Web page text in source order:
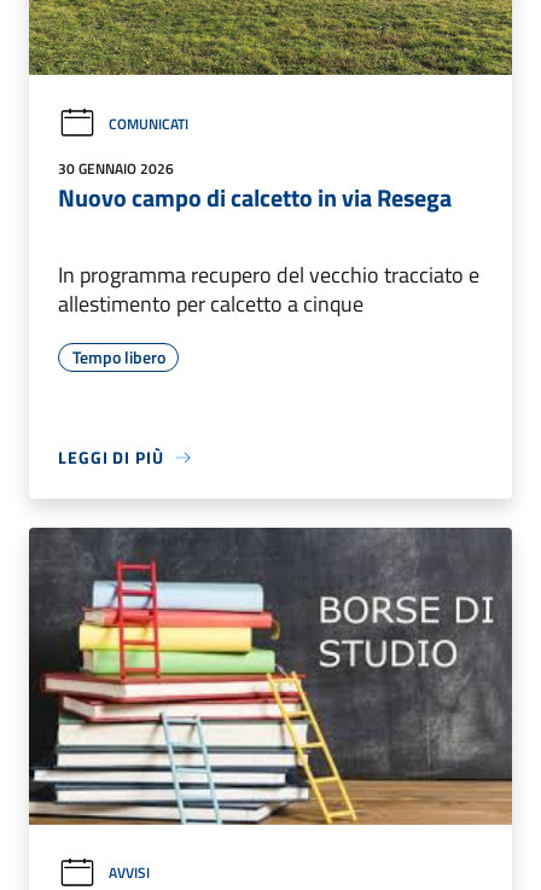
COMUNICATI
30 GENNAIO 2026
Nuovo campo di calcetto in via Resega
In programma recupero del vecchio tracciato e
allestimento per calcetto a cinque
Tempo libero
LEGGI DI PIÙ
AVVISI